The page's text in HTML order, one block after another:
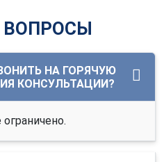
ВОПРОСЫ
НА ГОРЯЧУЮ
КОНСУЛЬТАЦИИ?